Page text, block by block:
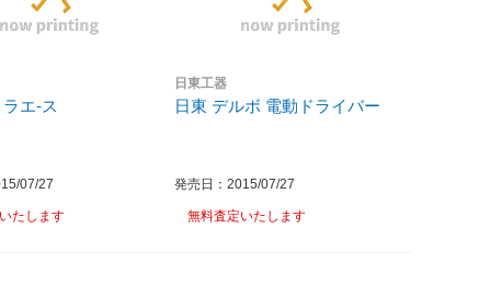
エ-ス
07/27
たします
日東工器
日東 デルボ 電動ドライバー
発売日：2015/07/27
無料査定いたします